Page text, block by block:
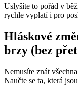
Uslyšíte to pořád v
rychle vyplatí i pro
Hláskové
brzy (bez
Nemusíte znát
Naučte se ta, která